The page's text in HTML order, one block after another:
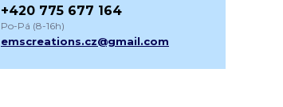
+420 775 677 164
Po-Pá (8-16h)
emscreations.cz@gmail.com